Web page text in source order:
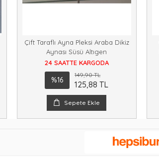
Çift Taraflı Ayna Pleksi Araba Dikiz
Aynası Süsü Altıgen
24 SAATTE KARGODA
%16
149,90 TL
125,88 TL
Sepete Ekle